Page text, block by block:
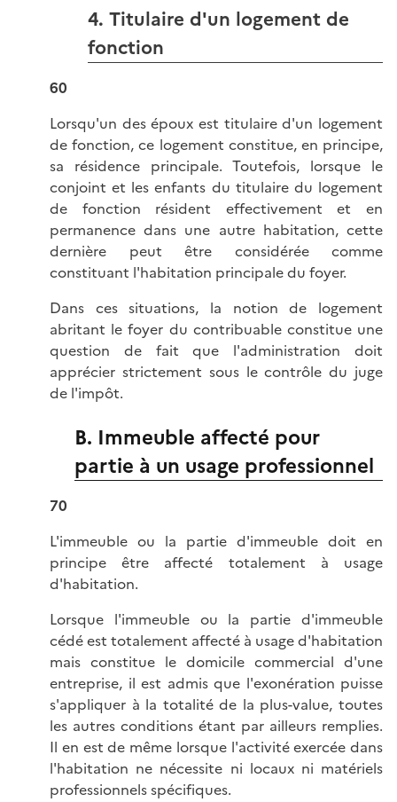
4. Titulaire d'un logement de
fonction
60
Lorsqu'un des époux est titulaire d'un logement
de fonction, ce logement constitue, en principe,
sa résidence principale. Toutefois, lorsque le
conjoint et les enfants du titulaire du logement
de fonction résident effectivement et en
permanence dans une autre habitation, cette
dernière peut être considérée comme
constituant l'habitation principale du foyer.
Dans ces situations, la notion de logement
abritant le foyer du contribuable constitue une
question de fait que l'administration doit
apprécier strictement sous le contrôle du juge
de l'impôt.
B. Immeuble affecté pour
partie à un usage professionnel
70
L'immeuble ou la partie d'immeuble doit en
principe être affecté totalement à usage
d'habitation.
Lorsque l'immeuble ou la partie d'immeuble
cédé est totalement affecté à usage d'habitation
mais constitue le domicile commercial d'une
entreprise, il est admis que l'exonération puisse
s'appliquer à la totalité de la plus-value, toutes
les autres conditions étant par ailleurs remplies.
Il en est de même lorsque l'activité exercée dans
l'habitation ne nécessite ni locaux ni matériels
professionnels spécifiques.